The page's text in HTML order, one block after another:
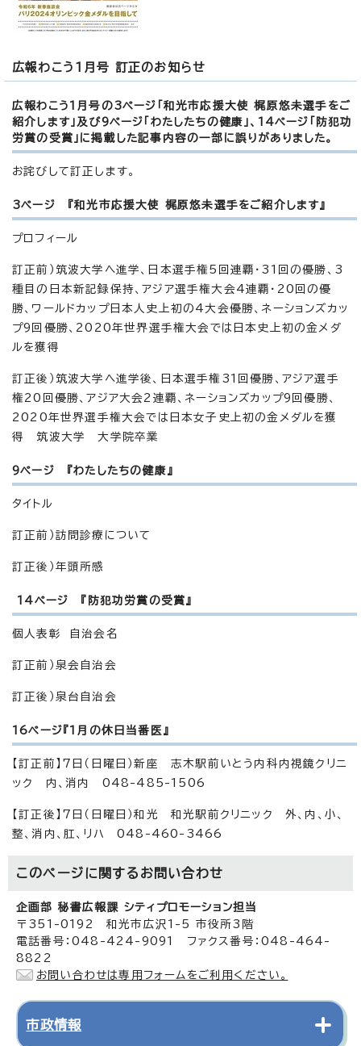
広報わこう1月号 訂正のお知らせ
広報わこう1月号の3ページ「和光市応援大使 梶原悠未選手をご
紹介します」及び9ページ「わたしたちの健康」、14ページ「防犯功
労賞の受賞」に掲載した記事内容の一部に誤りがありました。
お詫びして訂正します。
3ページ 『和光市応援大使 梶原悠未選手をご紹介します』
プロフィール
訂正前）筑波大学へ進学、日本選手権5回連覇・31回の優勝、3
種目の日本新記録保持、アジア選手権大会4連覇・20回の優
勝、ワールドカップ日本人史上初の4大会優勝、ネーションズカッ
プ9回優勝、2020年世界選手権大会では日本史上初の金メダ
ルを獲得
訂正後）筑波大学へ進学後、日本選手権31回優勝、アジア選手
権20回優勝、アジア大会2連覇、ネーションズカップ9回優勝、
2020年世界選手権大会では日本女子史上初の金メダルを獲
得 筑波大学 大学院卒業
9ページ 『わたしたちの健康』
タイトル
訂正前）訪問診療について
訂正後）年頭所感
14ページ 『防犯功労賞の受賞』
個人表彰 自治会名
訂正前）泉会自治会
訂正後）泉台自治会
16ページ『1月の休日当番医』
【訂正前】7日（日曜日）新座 志木駅前いとう内科内視鏡クリニ
ック 内、消内 048-485-1506
【訂正後】7日（日曜日）和光 和光駅前クリニック 外、内、小、
整、消内、肛、リハ 048-460-3466
このページに関する お問い合わせ
企画部 秘書広報課 シティプロモーション担当
〒351-0192 和光市広沢1-5 市役所3階
電話番号：048-424-9091 ファクス番号：048-464-
8822
お問い合わせは専用フォームをご利用ください。
市政情報